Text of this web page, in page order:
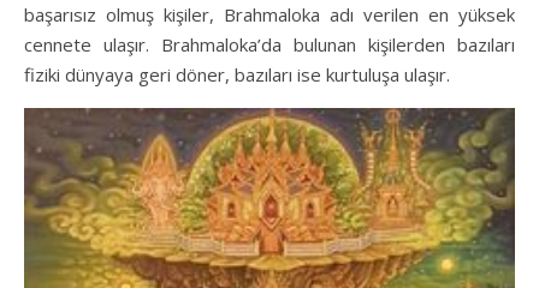
başarısız olmuş kişiler, Brahmaloka adı verilen en yüksek
cennete ulaşır. Brahmaloka’da bulunan kişilerden bazıları
fiziki dünyaya geri döner, bazıları ise kurtuluşa ulaşır.